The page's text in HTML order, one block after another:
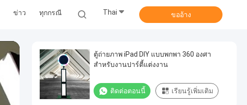
ข่าว ทุกกรณี Thai ขออ้าง
ตู้ถ่ายภาพ iPad DIY แบบพกพา 360 องศา
สำหรับงานปาร์ตี้แต่งงาน
ติดต่อตอนนี้ เรียนรู้เพิ่มเติม